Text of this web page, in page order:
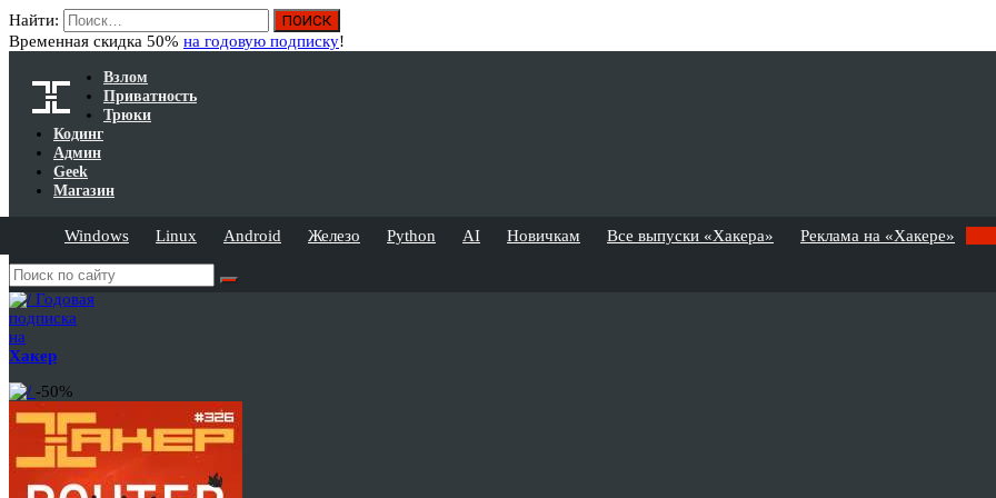
Найти:
Временная скидка 50% на годовую подписку!
Взлом
Приватность
Трюки
Кодинг
Админ
Geek
Магазин
Windows Linux Android Железо Python AI Новичкам Все выпуски «Хакера» Реклама на «Хакере»
Годовая
подписка
на
Хакер
-50%